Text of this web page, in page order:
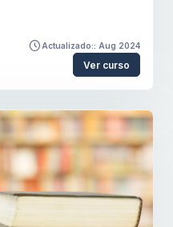
Actualizado:: Aug 2024
Ver curso